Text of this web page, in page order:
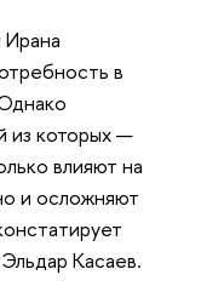
Ирана
в
из которых —
влияют на
и осложняют
Касаев.